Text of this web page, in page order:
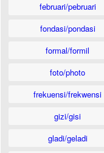
februari/pebruari
fondasi/pondasi
formal/formil
foto/photo
frekuensi/frekwensi
gizi/gisi
gladi/geladi